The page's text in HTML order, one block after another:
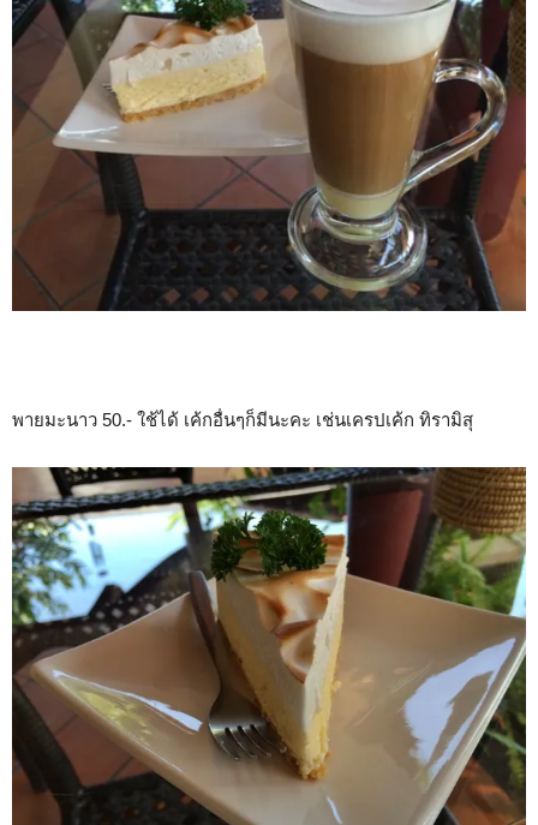
พายมะนาว 50.- ใช้ได้ เค้กอื่นๆก็มีนะคะ เช่นเครปเค้ก ทิรามิสุ